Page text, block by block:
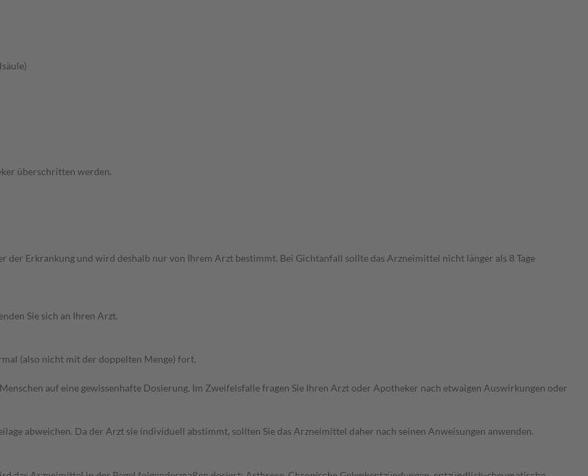
überschritten werden.
Erkrankung und wird deshalb nur von Ihrem Arzt bestimmt. Bei Gichtanfall sollte das Arzneimittel nicht länger als 8 Tage
Sie sich an Ihren Arzt.
(also nicht mit der doppelten Menge) fort.
auf eine gewissenhafte Dosierung. Im Zweifelsfalle fragen Sie Ihren Arzt oder Apotheker nach etwaigen Auswirkungen oder
abweichen. Da der Arzt sie individuell abstimmt, sollten Sie das Arzneimittel daher nach seinen Anweisungen anwenden.